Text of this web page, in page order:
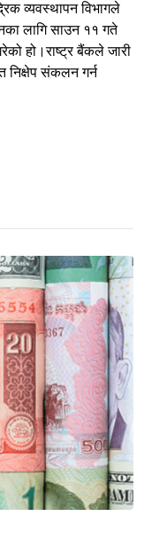
व्यवस्थापन विभागले
लागि साउन ११ गते
हो।राष्ट्र बैंकले जारी
निक्षेप संकलन गर्न